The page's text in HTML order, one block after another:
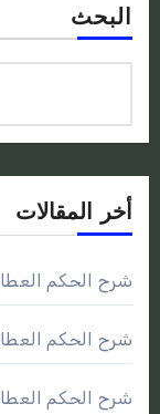
البحث
أخر المقالات
شرح الحكم
شرح الحكم
شرح الحكم